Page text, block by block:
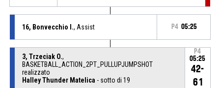
16, Bonvecchio I., Assist P4 05:25
3, Trzeciak O.,
BASKETBALL_ACTION_2PT_PULLUPJUMPSHOT
realizzato
Halley Thunder Matelica - sotto di 19
P4
05:25
42-
61